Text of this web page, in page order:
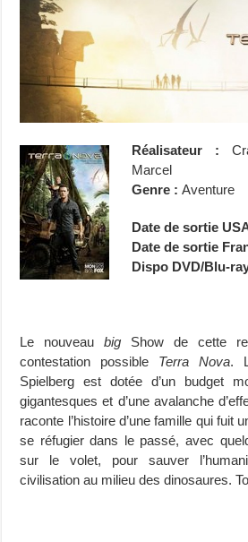
Réalisateur :
Marcel
Genre :Aventure
Date de sortie
Date de sortie
Dispo DVD/Blu-
Le nouveaubig Show de cette
contestation possible Terra Nova.
Spielberg est dotée d’un budget
gigantesques et d’une avalanche
raconte l’histoire d’une famille qui fuit
se réfugier dans le passé, avec
sur le volet, pour sauver
civilisation au milieu des dinosaures.